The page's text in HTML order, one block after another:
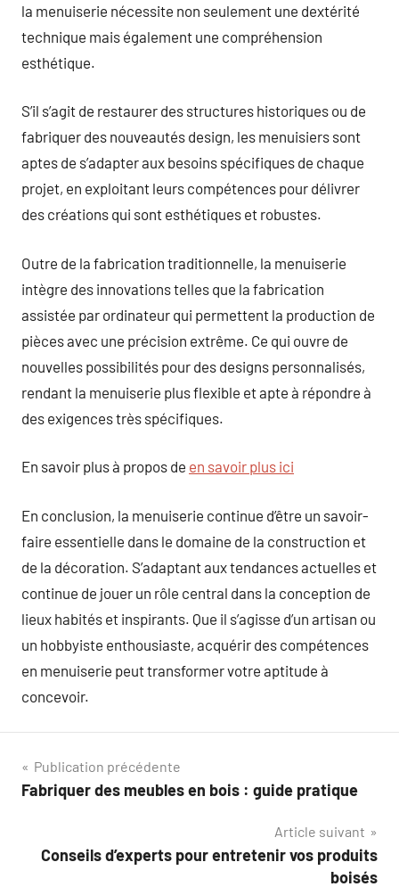
la menuiserie nécessite non seulement une dextérité
technique mais également une compréhension
esthétique.
S’il s’agit de restaurer des structures historiques ou de
fabriquer des nouveautés design, les menuisiers sont
aptes de s’adapter aux besoins spécifiques de chaque
projet, en exploitant leurs compétences pour délivrer
des créations qui sont esthétiques et robustes.
Outre de la fabrication traditionnelle, la menuiserie
intègre des innovations telles que la fabrication
assistée par ordinateur qui permettent la production de
pièces avec une précision extrême. Ce qui ouvre de
nouvelles possibilités pour des designs personnalisés,
rendant la menuiserie plus flexible et apte à répondre à
des exigences très spécifiques.
En savoir plus à propos de en savoir plus ici
En conclusion, la menuiserie continue d’être un savoir-
faire essentielle dans le domaine de la construction et
de la décoration. S’adaptant aux tendances actuelles et
continue de jouer un rôle central dans la conception de
lieux habités et inspirants. Que il s’agisse d’un artisan ou
un hobbyiste enthousiaste, acquérir des compétences
en menuiserie peut transformer votre aptitude à
concevoir.
Navigation
de
Publication précédente
Fabriquer des meubles en bois : guide pratique
Article suivant
Conseils d’experts pour entretenir vos produits
boisés